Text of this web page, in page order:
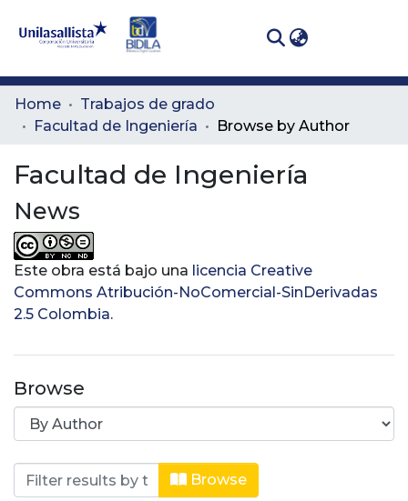
Communities
& Collections
All of DSpace
Home
Trabajos de grado
Facultad de Ingeniería
Browse by Author
Facultad de Ingeniería
News
Este obra está bajo una licencia Creative
Commons Atribución-NoComercial-SinDerivadas
2.5 Colombia.
Browse
Browsing Facultad de Ingeniería by
Browse